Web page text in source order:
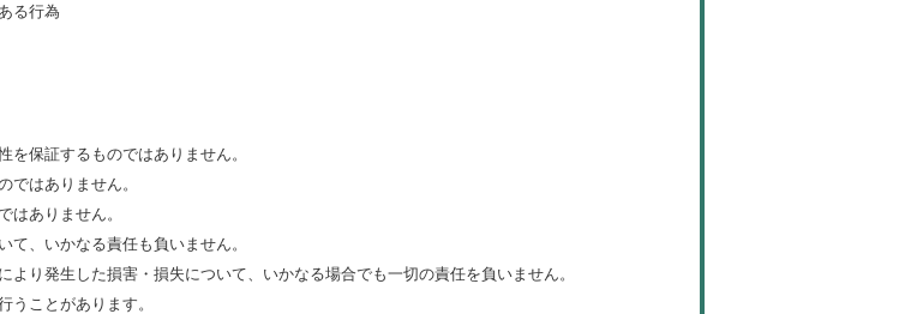
る行為
保証するものではありません。
ではありません。
はありません。
、いかなる責任も負いません。
り発生した損害・損失について、いかなる場合でも一切の責任を負いません。
うことがあります。